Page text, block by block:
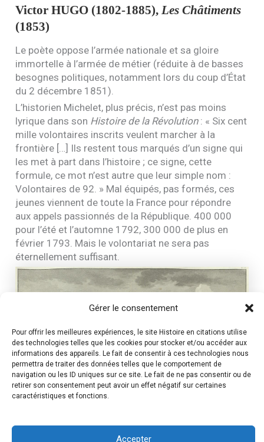
Gérer le consentement
Pour offrir les meilleures expériences, le site Histoire en citations utilise
des technologies telles que les cookies pour stocker et/ou accéder aux
informations des appareils. Le fait de consentir à ces technologies nous
permettra de traiter des données telles que le comportement de
navigation ou les ID uniques sur ce site. Le fait de ne pas consentir ou de
retirer son consentement peut avoir un effet négatif sur certaines
caractéristiques et fonctions.
Accepter
VictorHUGO (1802-1885), Les Châtiments
(1853)
Le poète oppose l’armée nationale et sa gloire
immortelle à l’armée de métier (réduite à de basses
besognes politiques, notamment lors du coup d’État
du 2 décembre 1851).
L’historien Michelet, plus précis, n’est pas moins
lyrique dans son Histoire de la Révolution : « Six cent
mille volontaires inscrits veulent marcher à la
frontière […] Ils restent tous marqués d’un signe qui
les met à part dans l’histoire ; ce signe, cette
formule, ce mot n’est autre que leur simple nom :
Volontaires de 92. » Mal équipés, pas formés, ces
jeunes viennent de toute la France pour répondre
aux appels passionnés de la République. 400 000
pour l’été et l’automne 1792, 300 000 de plus en
février 1793. Mais le volontariat ne sera pas
éternellement suffisant.